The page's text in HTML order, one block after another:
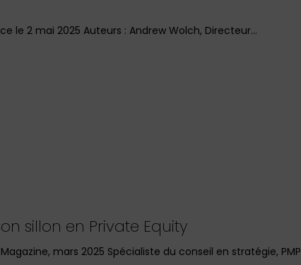
le 2 mai 2025 Auteurs : Andrew Wolch, Directeur…
sillon en Private Equity
mars 2025 Spécialiste du conseil en stratégie, PMP